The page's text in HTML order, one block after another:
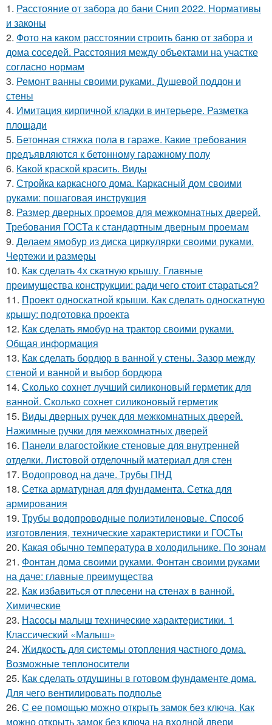
1. Расстояние от забора до бани Снип 2022. Нормативы
и законы
2. Фото на каком расстоянии строить баню от забора и
дома соседей. Расстояния между объектами на участке
согласно нормам
3. Ремонт ванны своими руками. Душевой поддон и
стены
4. Имитация кирпичной кладки в интерьере. Разметка
площади
5. Бетонная стяжка пола в гараже. Какие требования
предъявляются к бетонному гаражному полу
6. Какой краской красить. Виды
7. Стройка каркасного дома. Каркасный дом своими
руками: пошаговая инструкция
8. Размер дверных проемов для межкомнатных дверей.
Требования ГОСТа к стандартным дверным проемам
9. Делаем ямобур из диска циркулярки своими руками.
Чертежи и размеры
10. Как сделать 4х скатную крышу. Главные
преимущества конструкции: ради чего стоит стараться?
11. Проект односкатной крыши. Как сделать односкатную
крышу: подготовка проекта
12. Как сделать ямобур на трактор своими руками.
Общая информация
13. Как сделать бордюр в ванной у стены. Зазор между
стеной и ванной и выбор бордюра
14. Сколько сохнет лучший силиконовый герметик для
ванной. Сколько сохнет силиконовый герметик
15. Виды дверных ручек для межкомнатных дверей.
Нажимные ручки для межкомнатных дверей
16. Панели влагостойкие стеновые для внутренней
отделки. Листовой отделочный материал для стен
17. Водопровод на даче. Трубы ПНД
18. Сетка арматурная для фундамента. Сетка для
армирования
19. Трубы водопроводные полиэтиленовые. Способ
изготовления, технические характеристики и ГОСТы
20. Какая обычно температура в холодильнике. По зонам
21. Фонтан дома своими руками. Фонтан своими руками
на даче: главные преимущества
22. Как избавиться от плесени на стенах в ванной.
Химические
23. Насосы малыш технические характеристики. 1
Классический «Малыш»
24. Жидкость для системы отопления частного дома.
Возможные теплоносители
25. Как сделать отдушины в готовом фундаменте дома.
Для чего вентилировать подполье
26. С ее помощью можно открыть замок без ключа. Как
можно открыть замок без ключа на входной двери